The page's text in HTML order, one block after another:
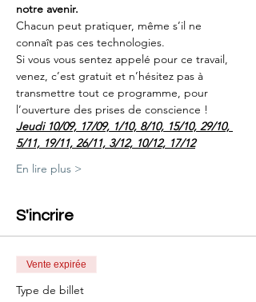
notre avenir.
Chacun peut pratiquer, même s’il ne
connaît pas ces technologies.
Si vous vous sentez appelé pour ce travail,
venez, c’est gratuit et n’hésitez pas à
transmettre tout ce programme, pour
l’ouverture des prises de conscience !
Jeudi 10/09, 17/09, 1/10, 8/10, 15/10, 29/10,
5/11, 19/11, 26/11, 3/12, 10/12, 17/12
En lire plus >
S'incrire
Vente expirée
Type de billet